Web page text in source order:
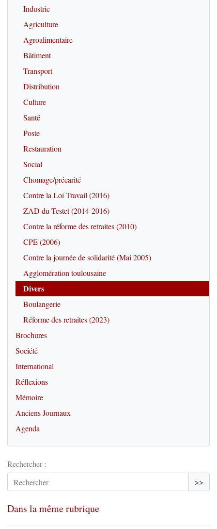
Industrie
Agriculture
Agroalimentaire
Bâtiment
Transport
Distribution
Culture
Santé
Poste
Restauration
Social
Chomage/précarité
Contre la Loi Travail (2016)
ZAD du Testet (2014-2016)
Contre la réforme des retraites (2010)
CPE (2006)
Contre la journée de solidarité (Mai 2005)
Agglomération toulousaine
Divers
Boulangerie
Réforme des retraites (2023)
Brochures
Société
International
Réflexions
Mémoire
Anciens Journaux
Agenda
Rechercher :
>>
Dans la même rubrique